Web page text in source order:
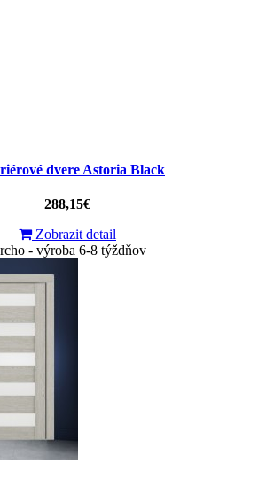
dvere Astoria Black
288,15€
Zobrazit detail
- výroba 6-8 týždňov